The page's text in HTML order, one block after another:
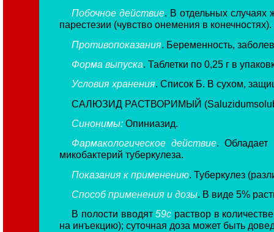
Побочное действие. В отдельных случаях
парестезии (чувство онемения в конечностях).
Противопоказания. Беременность,
Форма выпуска. Таблетки по 0,25 г в
Условия хранения. Список Б. В сухом,
САЛЮЗИД РАСТВОРИМЫЙ
Синонимы: Опиниазид.
Фармакологическое действие. Обладает
микобактерий туберкулеза.
Показания к применению. Туберкулез
Способ применения и дозы. В виде 5%
В полости вводят59с раствор в
на инъекцию); суточная доза может быть